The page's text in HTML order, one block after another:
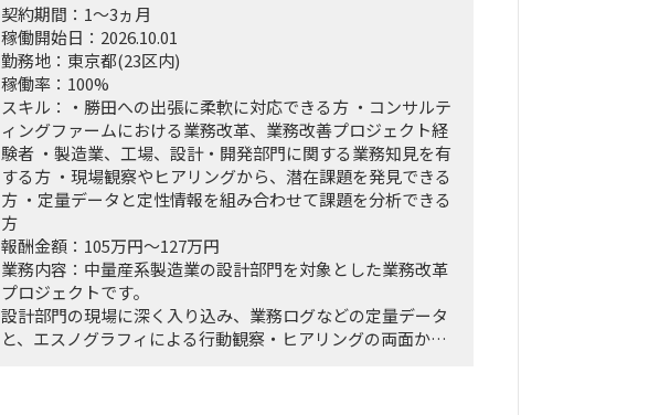
契約期間：1～3ヵ月
稼働開始日：2026.10.01
勤務地：東京都(23区内)
稼働率：100%
スキル：・勝田への出張に柔軟に対応できる方 ・コンサルテ
ィングファームにおける業務改革、業務改善プロジェクト経
験者 ・製造業、工場、設計・開発部門に関する業務知見を有
する方 ・現場観察やヒアリングから、潜在課題を発見できる
方 ・定量データと定性情報を組み合わせて課題を分析できる
方
報酬金額：105万円～127万円
業務内容：中量産系製造業の設計部門を対象とした業務改革
プロジェクトです。
設計部門の現場に深く入り込み、業務ログなどの定量データ
と、エスノグラフィによる行動観察・ヒアリングの両面か